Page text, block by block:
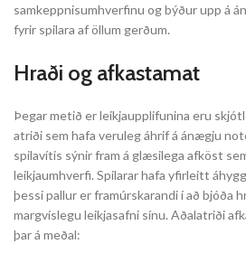
samkeppnisumhverfinu og býður upp á
fyrir spilara af öllum gerðum.
Hraði og afkastamat
Þegar metið er leikjaupplifunina eru
atriði sem hafa veruleg áhrif á ánægju
spilavítis sýnir fram á glæsilega afköst
leikjaumhverfi. Spilarar hafa yfirleitt
þessi pallur er framúrskarandi í að bjóða
margvíslegu leikjasafni sínu. Aðalatriði
þar á meðal: